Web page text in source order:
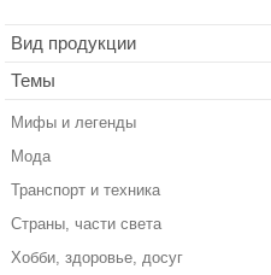
Вид продукции
Темы
Мифы и легенды
Мода
Транспорт и техника
Страны, части света
Хобби, здоровье, досуг